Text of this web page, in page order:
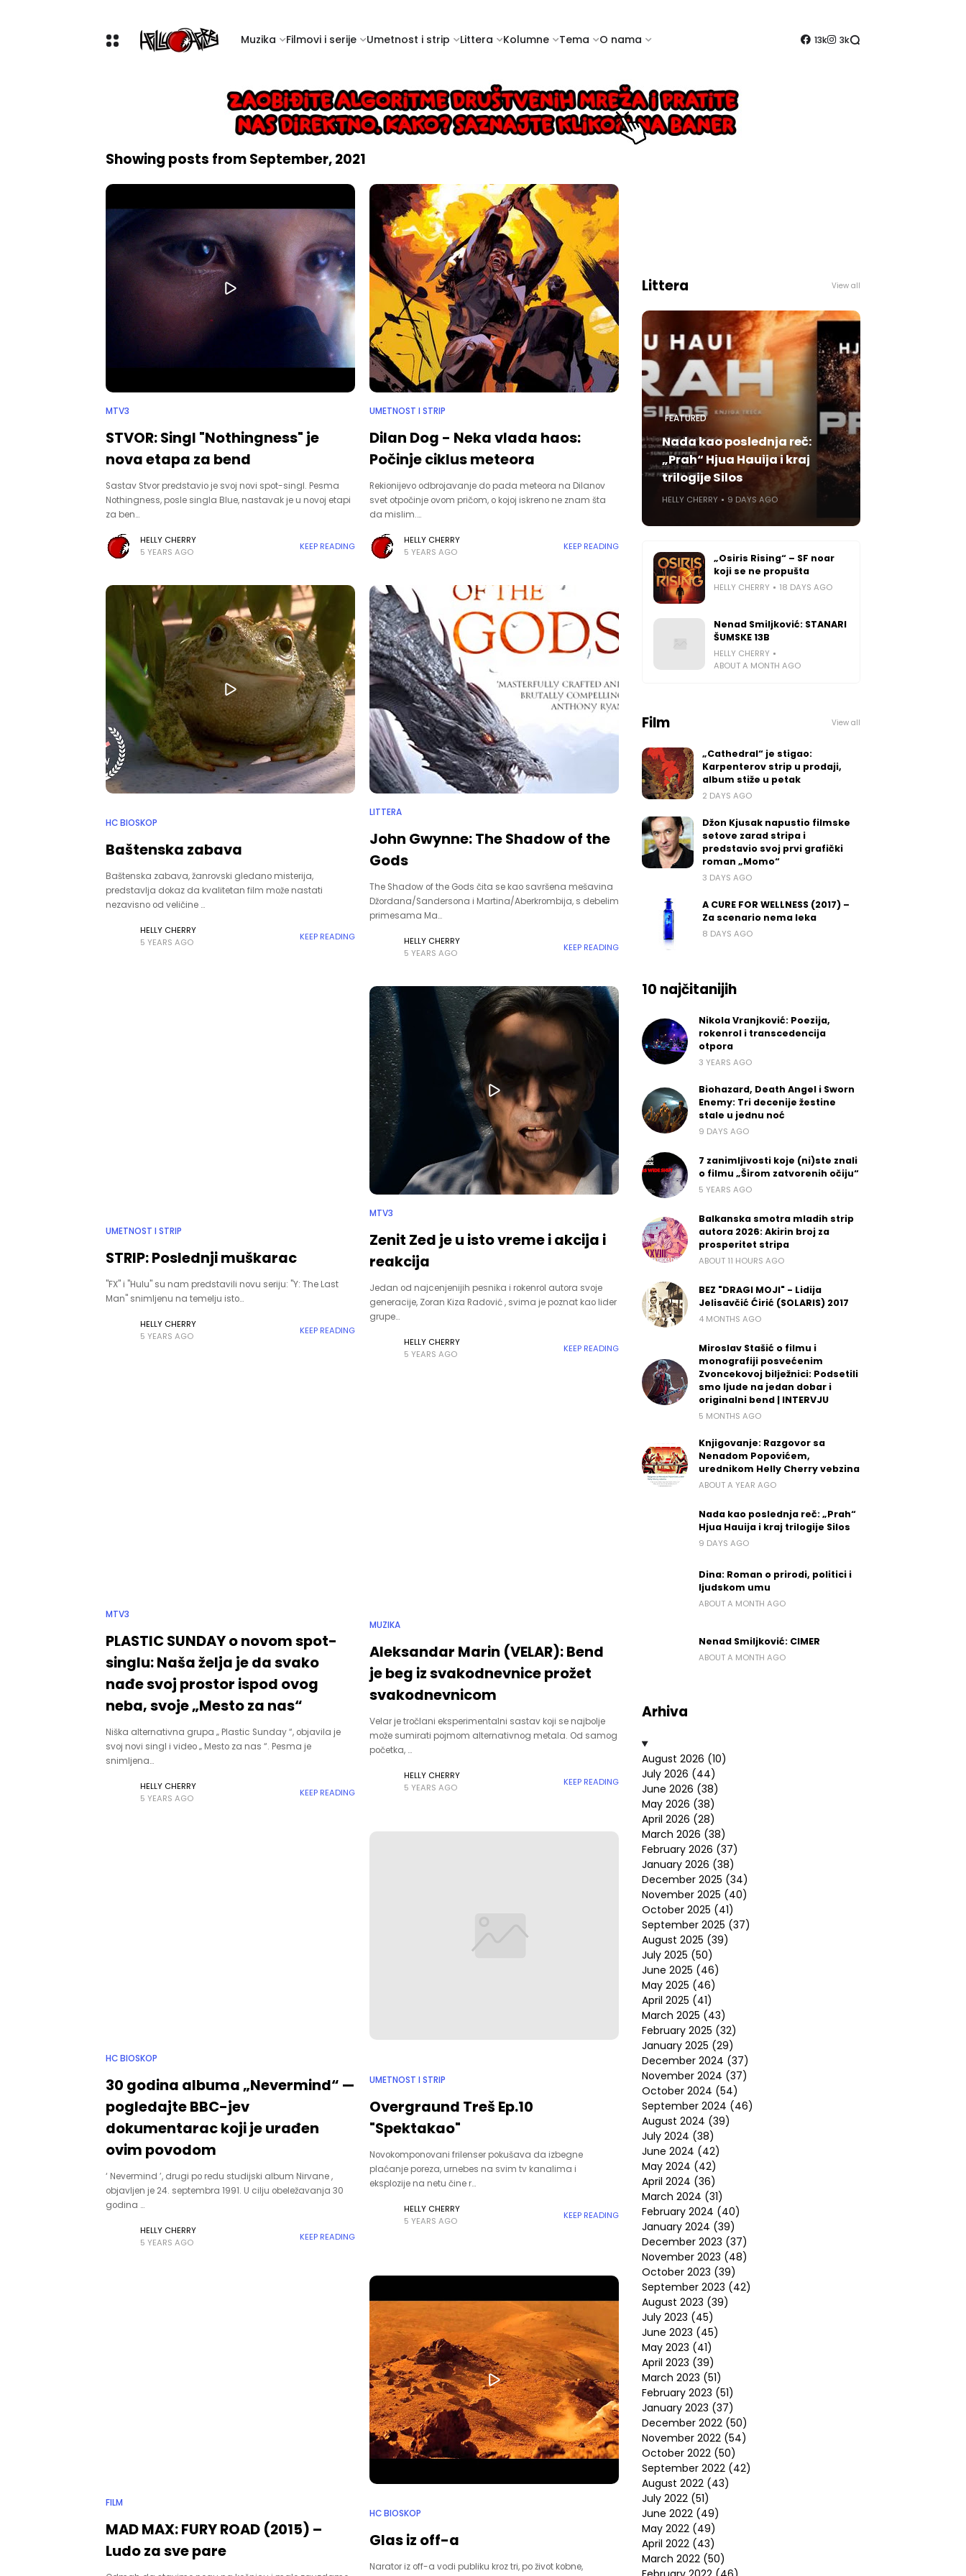
Muzika Filmovi i serije Umetnost i strip Littera Kolumne Tema O nama 13k 3k
Showing posts from September, 2021
MTV3
STVOR: Singl "Nothingness" je
nova etapa za bend
Sastav Stvor predstavio je svoj novi spot-singl. Pesma
Nothingness, posle singla Blue, nastavak je u novoj etapi
za ben…
HELLY CHERRY
5 YEARS AGO
KEEP READING
UMETNOST I STRIP
Dilan Dog - Neka vlada haos:
Počinje ciklus meteora
Rekionijevo odbrojavanje do pada meteora na Dilanov
svet otpočinje ovom pričom, o kojoj iskreno ne znam šta
da mislim.…
HELLY CHERRY
5 YEARS AGO
KEEP READING
HC BIOSKOP
Baštenska zabava
Baštenska zabava, žanrovski gledano misterija,
predstavlja dokaz da kvalitetan film može nastati
nezavisno od veličine …
HELLY CHERRY
5 YEARS AGO
KEEP READING
LITTERA
John Gwynne: The Shadow of the
Gods
The Shadow of the Gods čita se kao savršena mešavina
Džordana/Sandersona i Martina/Aberkrombija, s debelim
primesama Ma…
HELLY CHERRY
5 YEARS AGO
KEEP READING
UMETNOST I STRIP
STRIP: Poslednji muškarac
"FX" i "Hulu" su nam predstavili novu seriju: "Y: The Last
Man" snimljenu na temelju isto…
HELLY CHERRY
5 YEARS AGO
KEEP READING
MTV3
Zenit Zed je u isto vreme i akcija i
reakcija
Jedan od najcenjenijih pesnika i rokenrol autora svoje
generacije, Zoran Kiza Radović , svima je poznat kao lider
grupe…
HELLY CHERRY
5 YEARS AGO
KEEP READING
MTV3
PLASTIC SUNDAY o novom spot-
singlu: Naša želja je da svako
nađe svoj prostor ispod ovog
neba, svoje „Mesto za nas“
Niška alternativna grupa „ Plastic Sunday “, objavila je
svoj novi singl i video „ Mesto za nas “. Pesma je
snimljena…
HELLY CHERRY
5 YEARS AGO
KEEP READING
MUZIKA
Aleksandar Marin (VELAR): Bend
je beg iz svakodnevnice prožet
svakodnevnicom
Velar je tročlani eksperimentalni sastav koji se najbolje
može sumirati pojmom alternativnog metala. Od samog
početka, …
HELLY CHERRY
5 YEARS AGO
KEEP READING
HC BIOSKOP
30 godina albuma „Nevermind“ —
pogledajte BBC-jev
dokumentarac koji je urađen
ovim povodom
‘ Nevermind ’, drugi po redu studijski album Nirvane ,
objavljen je 24. septembra 1991. U cilju obeležavanja 30
godina …
HELLY CHERRY
5 YEARS AGO
KEEP READING
UMETNOST I STRIP
Overgraund Treš Ep.10
"Spektakao"
Novokomponovani frilenser pokušava da izbegne
plaćanje poreza, urnebes na svim tv kanalima i
eksplozije na netu čine r…
HELLY CHERRY
5 YEARS AGO
KEEP READING
FILM
MAD MAX: FURY ROAD (2015) –
Ludo za sve pare
HC BIOSKOP
Glas iz off-a
Narator iz off-a vodi publiku kroz tri, po život kobne,
Littera View all
FEATURED
Nada kao poslednja reč:
„Prah“ Hjua Hauija i kraj
trilogije Silos
HELLY CHERRY 9 DAYS AGO
„Osiris Rising“ – SF noar
koji se ne propušta
HELLY CHERRY 18 DAYS AGO
Nenad Smiljković: STANARI
ŠUMSKE 13B
HELLY CHERRY
ABOUT A MONTH AGO
Film View all
„Cathedral“ je stigao:
Karpenterov strip u prodaji,
album stiže u petak
2 DAYS AGO
Džon Kjusak napustio filmske
setove zarad stripa i
predstavio svoj prvi grafički
roman „Momo“
3 DAYS AGO
A CURE FOR WELLNESS (2017) –
Za scenario nema leka
8 DAYS AGO
10 najčitanijih
Nikola Vranjković: Poezija,
rokenrol i transcedencija
otpora
3 YEARS AGO
Biohazard, Death Angel i Sworn
Enemy: Tri decenije žestine
stale u jednu noć
9 DAYS AGO
7 zanimljivosti koje (ni)ste znali
o filmu „Širom zatvorenih očiju“
5 YEARS AGO
Balkanska smotra mladih strip
autora 2026: Akirin broj za
prosperitet stripa
ABOUT 11 HOURS AGO
BEZ "DRAGI MOJI" - Lidija
Jelisavčić Ćirić (SOLARIS) 2017
4 MONTHS AGO
Miroslav Stašić o filmu i
monografiji posvećenim
Zvoncekovoj bilježnici: Podsetili
smo ljude na jedan dobar i
originalni bend | INTERVJU
5 MONTHS AGO
Knjigovanje: Razgovor sa
Nenadom Popovićem,
urednikom Helly Cherry vebzina
ABOUT A YEAR AGO
Nada kao poslednja reč: „Prah“
Hjua Hauija i kraj trilogije Silos
9 DAYS AGO
Dina: Roman o prirodi, politici i
ljudskom umu
ABOUT A MONTH AGO
Nenad Smiljković: CIMER
ABOUT A MONTH AGO
Arhiva
August 2026 (10)
July 2026 (44)
June 2026 (38)
May 2026 (38)
April 2026 (28)
March 2026 (38)
February 2026 (37)
January 2026 (38)
December 2025 (34)
November 2025 (40)
October 2025 (41)
September 2025 (37)
August 2025 (39)
July 2025 (50)
June 2025 (46)
May 2025 (46)
April 2025 (41)
March 2025 (43)
February 2025 (32)
January 2025 (29)
December 2024 (37)
November 2024 (37)
October 2024 (54)
September 2024 (46)
August 2024 (39)
July 2024 (38)
June 2024 (42)
May 2024 (42)
April 2024 (36)
March 2024 (31)
February 2024 (40)
January 2024 (39)
December 2023 (37)
November 2023 (48)
October 2023 (39)
September 2023 (42)
August 2023 (39)
July 2023 (45)
June 2023 (45)
May 2023 (41)
April 2023 (39)
March 2023 (51)
February 2023 (51)
January 2023 (37)
December 2022(50)
November 2022(54)
October 2022(50)
September 2022(42)
August 2022(43)
July 2022(51)
June 2022(49)
May 2022(49)
April 2022(43)
March 2022(50)